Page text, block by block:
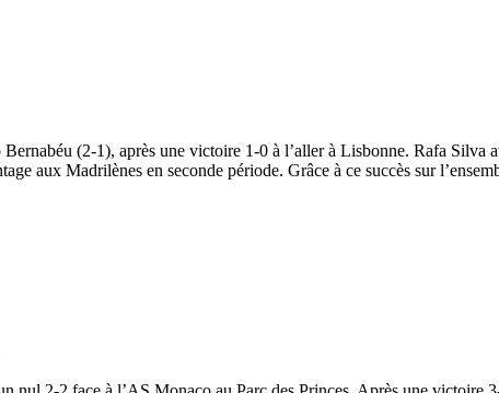
(2-1), après une victoire 1-0 à l’aller à Lisbonne. Rafa
aux Madrilènes en seconde période. Grâce à ce succès sur